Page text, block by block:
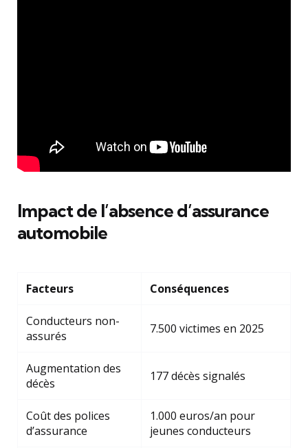
Impact de l’absence d’assurance
automobile
Facteurs Conséquences
Conducteurs non-
assurés
7.500 victimes en 2025
Augmentation des
décès
177 décès signalés
Coût des polices
d’assurance
1.000 euros/an pour
jeunes conducteurs